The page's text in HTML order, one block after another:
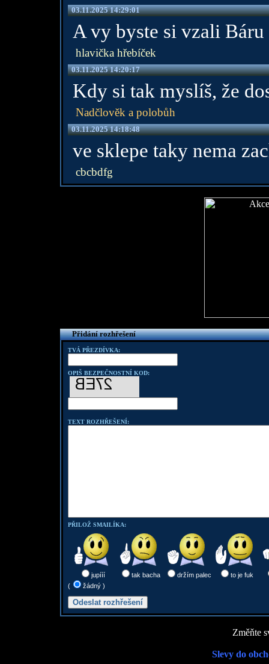
03.11.2025 14:29:01
A vy byste si vzali Báru
hlavička hřebíček
03.11.2025 14:20:17
Kdy si tak myslíš, že
Nadčlověk a polobůh
03.11.2025 14:18:48
ve sklepe taky nema
cbcbdfg
Přidání rozhřešení
TVÁ PŘEZDÍVKA:
OPIŠ BEZPEČNOSTNÍ KOD:
TEXT ROZHŘEŠENÍ:
PŘILOŽ SMAILÍKA:
jupííí tak bacha držím palec
to je fuk
(
žádný )
Změňte
Slevy do